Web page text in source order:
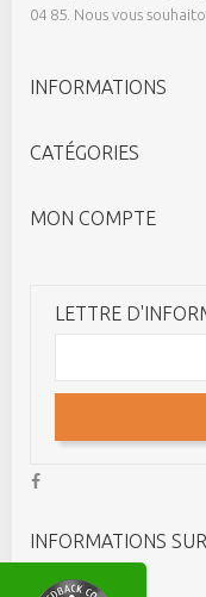
04 85. Nous vous
INFORMATIONS
CATÉGORIES
MON COMPTE
LETTRE
INFORMATIONS